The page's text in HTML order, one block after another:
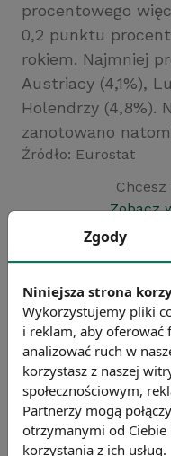
procentowego
0,2 punktu
rokiem. Najmniej
Austriacy (4,1%),
Holendrzy (4,8%).
zanotowano
Źródło: Eurostat
Zobacz
Zgody
Niniejsza strona
Wykorzystujemy pliki
i reklam, aby oferować
analizować ruch w
korzystasz z naszej
społecznościowym,
Partnerzy mogą
otrzymanymi od
korzystania z ich usług.